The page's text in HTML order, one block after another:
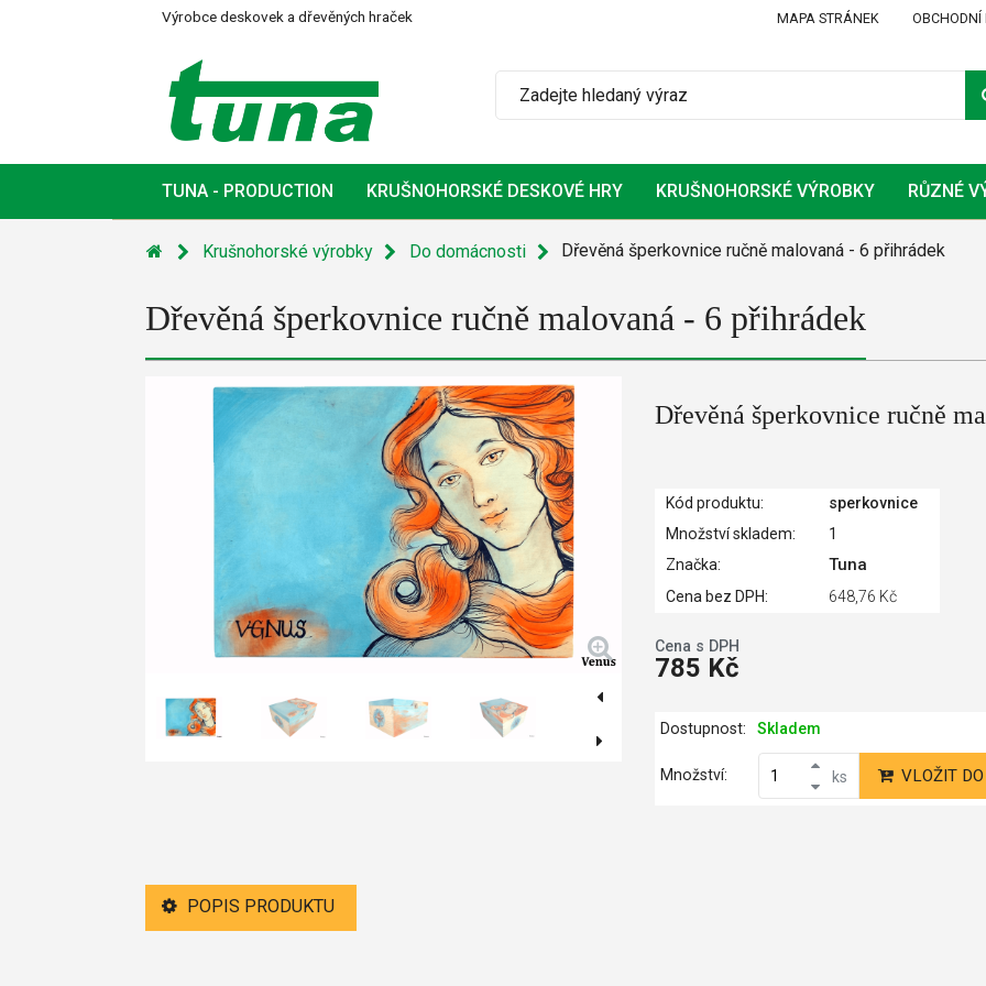
Výrobce deskovek a dřevěných hraček MAPA STRÁNEK OBCHODNÍ
TUNA - PRODUCTION KRUŠNOHORSKÉ DESKOVÉ HRY KRUŠNOHORSKÉ VÝROBKY RŮZNÉ
Krušnohorské výrobky Do domácnosti Dřevěná šperkovnice ručně malovaná - 6 přihrádek
Dřevěná šperkovnice ručně malovaná - 6 přihrádek
Dřevěná šperkovnice ručně
Kód produktu:
sperkovnice
Množství skladem:
1
Značka:
Tuna
Cena bez DPH: 648,76 Kč
Cena s DPH
785 Kč
Dostupnost: Skladem
Množství: ks VLOŽIT
POPIS PRODUKTU